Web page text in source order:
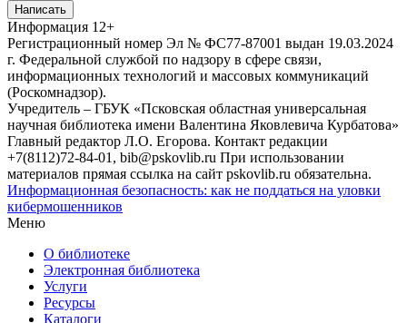
Написать
Информация 12+
Регистрационный номер Эл № ФС77-87001 выдан 19.03.2024
г. Федеральной службой по надзору в сфере связи,
информационных технологий и массовых коммуникаций
(Роскомнадзор).
Учредитель – ГБУК «Псковская областная универсальная
научная библиотека имени Валентина Яковлевича Курбатова»
Главный редактор Л.О. Егорова. Контакт редакции
+7(8112)72-84-01, bib@pskovlib.ru При использовании
материалов прямая ссылка на сайт pskovlib.ru обязательна.
Информационная безопасность: как не поддаться на уловки
кибермошенников
Меню
О библиотеке
Электронная библиотека
Услуги
Ресурсы
Каталоги